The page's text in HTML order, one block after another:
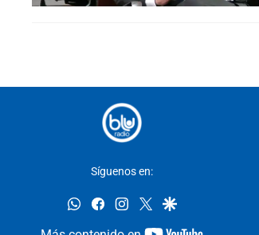
Síguenos en:
whatsappfacebookinstagram
twittergoogle